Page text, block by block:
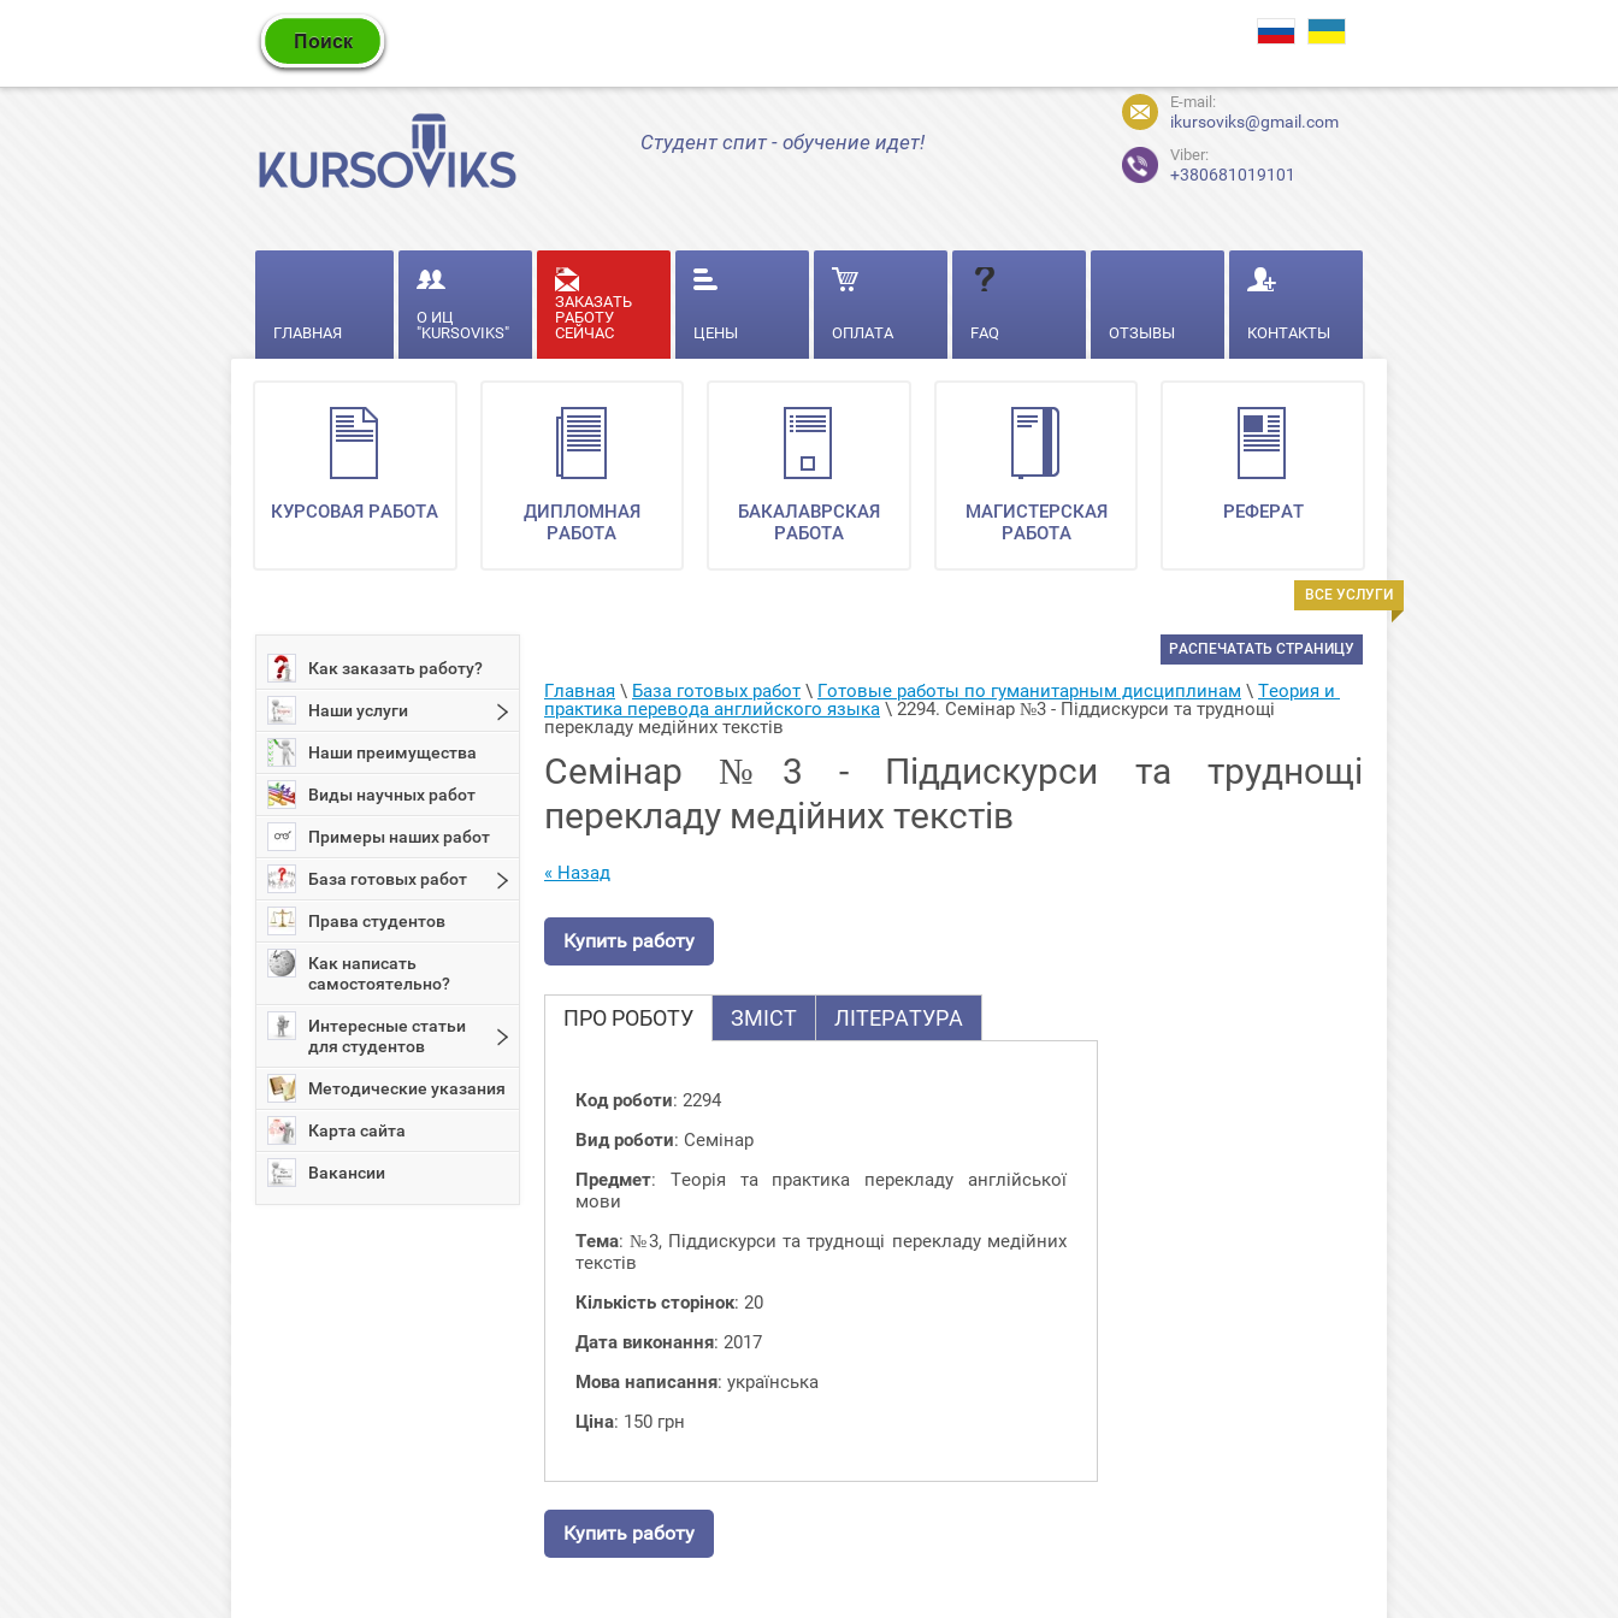
Студент спит - обучение идет!
E-mail:
ikursoviks@gmail.com
Viber:
+380681019101
ГЛАВНАЯ
О ИЦ
"KURSOVIKS"
ЗАКАЗАТЬ
РАБОТУ
СЕЙЧАС
ЦЕНЫ ОПЛАТА FAQ ОТЗЫВЫ КОНТАКТЫ
ВСЕ УСЛУГИ
КУРСОВАЯ РАБОТА
ДИПЛОМНАЯ
РАБОТА
БАКАЛАВРСКАЯ
РАБОТА
МАГИСТЕРСКАЯ
РАБОТА
РЕФЕРАТ
Как заказать работу?
Наши услуги
Наши преимущества
Виды научных работ
Примеры наших работ
База готовых работ
Права студентов
Как написать
самостоятельно?
Интересные статьи
для студентов
Методические указания
Карта сайта
Вакансии
РАСПЕЧАТАТЬ СТРАНИЦУ
Главная \ База готовых работ \ Готовые работы по гуманитарным дисциплинам \ Теория и
практика перевода английского языка \ 2294. Семінар №3 - Піддискурси та труднощі
перекладу медійних текстів
Семінар №3 - Піддискурси та труднощі
перекладу медійних текстів
« Назад
Купить работу
ПРО РОБОТУ ЗМІСТ ЛІТЕРАТУРА
Код роботи: 2294
Вид роботи: Семінар
Предмет: Теорія та практика перекладу англійської
мови
Тема: №3, Піддискурси та труднощі перекладу медійних
текстів
Кількість сторінок: 20
Дата виконання: 2017
Мова написання: українська
Ціна: 150 грн
Купить работу